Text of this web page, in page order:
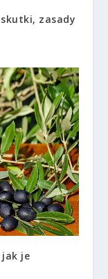
zasady
je